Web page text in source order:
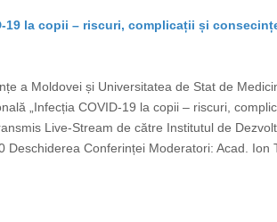
la copii – riscuri, complicații și
a Moldovei și Universitatea de Stat de
„Infecția COVID-19 la copii – riscuri,
Live-Stream de către Institutul de
Conferinței Moderatori: Acad. Ion